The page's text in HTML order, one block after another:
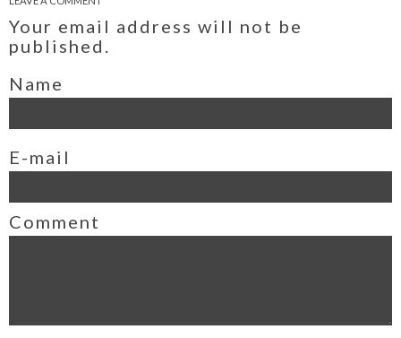
Your email address will not be
published.
Name
E-mail
Comment